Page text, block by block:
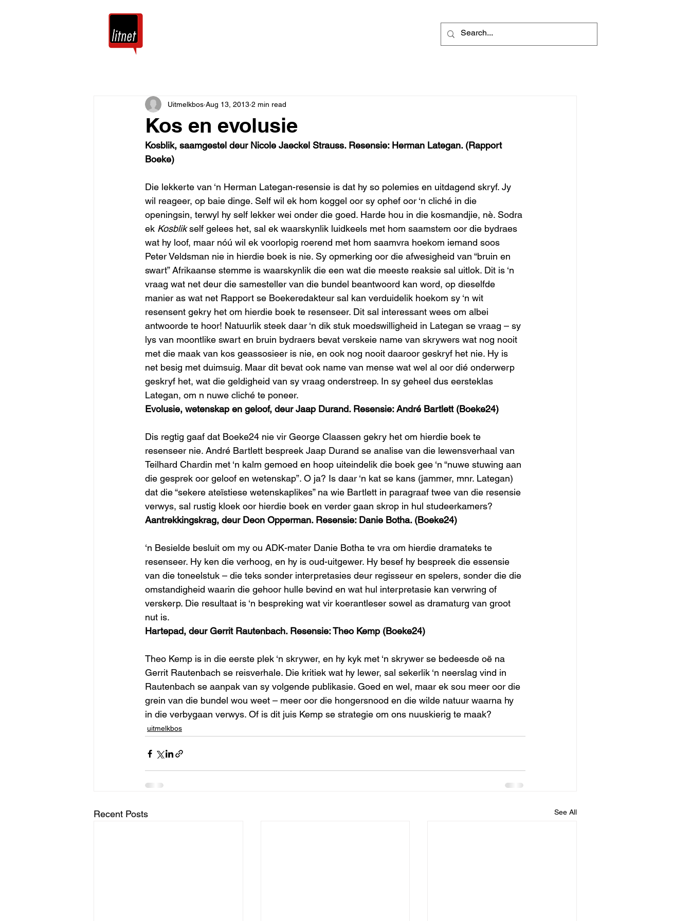
Kos en evolusie
Uitmelkbos Aug 13, 2013 2 min read
Kosblik, saamgestel deur Nicole Jaeckel Strauss. Resensie: Herman Lategan. (Rapport
Boeke)
Die lekkerte van ‘n Herman Lategan-resensie is dat hy so polemies en uitdagend skryf. Jy
wil reageer, op baie dinge. Self wil ek hom koggel oor sy ophef oor ‘n cliché in die
openingsin, terwyl hy self lekker wei onder die goed. Harde hou in die kosmandjie, nè. Sodra
ek Kosblik self gelees het, sal ek waarskynlik luidkeels met hom saamstem oor die bydraes
wat hy loof, maar nóú wil ek voorlopig roerend met hom saamvra hoekom iemand soos
Peter Veldsman nie in hierdie boek is nie. Sy opmerking oor die afwesigheid van “bruin en
swart” Afrikaanse stemme is waarskynlik die een wat die meeste reaksie sal uitlok. Dit is ‘n
vraag wat net deur die samesteller van die bundel beantwoord kan word, op dieselfde
manier as wat net Rapport se Boekeredakteur sal kan verduidelik hoekom sy ‘n wit
resensent gekry het om hierdie boek te resenseer. Dit sal interessant wees om albei
antwoorde te hoor! Natuurlik steek daar ‘n dik stuk moedswilligheid in Lategan se vraag – sy
lys van moontlike swart en bruin bydraers bevat verskeie name van skrywers wat nog nooit
met die maak van kos geassosieer is nie, en ook nog nooit daaroor geskryf het nie. Hy is
net besig met duimsuig. Maar dit bevat ook name van mense wat wel al oor dié onderwerp
geskryf het, wat die geldigheid van sy vraag onderstreep. In sy geheel dus eersteklas
Lategan, om n nuwe cliché te poneer.
Evolusie, wetenskap en geloof, deur Jaap Durand. Resensie: André Bartlett (Boeke24)
Dis regtig gaaf dat Boeke24 nie vir George Claassen gekry het om hierdie boek te
resenseer nie. André Bartlett bespreek Jaap Durand se analise van die lewensverhaal van
Teilhard Chardin met ‘n kalm gemoed en hoop uiteindelik die boek gee ‘n “nuwe stuwing aan
die gesprek oor geloof en wetenskap”. O ja? Is daar ‘n kat se kans (jammer, mnr. Lategan)
dat die “sekere ateïstiese wetenskaplikes” na wie Bartlett in paragraaf twee van die resensie
verwys, sal rustig kloek oor hierdie boek en verder gaan skrop in hul studeerkamers?
Aantrekkingskrag, deur Deon Opperman. Resensie: Danie Botha. (Boeke24)
‘n Besielde besluit om my ou ADK-mater Danie Botha te vra om hierdie dramateks te
resenseer. Hy ken die verhoog, en hy is oud-uitgewer. Hy besef hy bespreek die essensie
van die toneelstuk – die teks sonder interpretasies deur regisseur en spelers, sonder die die
omstandigheid waarin die gehoor hulle bevind en wat hul interpretasie kan verwring of
verskerp. Die resultaat is ‘n bespreking wat vir koerantleser sowel as dramaturg van groot
nut is.
Hartepad, deur Gerrit Rautenbach. Resensie: Theo Kemp (Boeke24)
Theo Kemp is in die eerste plek ‘n skrywer, en hy kyk met ‘n skrywer se bedeesde oë na
Gerrit Rautenbach se reisverhale. Die kritiek wat hy lewer, sal sekerlik ‘n neerslag vind in
Rautenbach se aanpak van sy volgende publikasie. Goed en wel, maar ek sou meer oor die
grein van die bundel wou weet – meer oor die hongersnood en die wilde natuur waarna hy
in die verbygaan verwys. Of is dit juis Kemp se strategie om ons nuuskierig te maak?
uitmelkbos
Recent Posts See All